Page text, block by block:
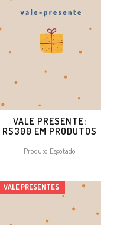
VALE PRESENTE:
R$300 EM PRODUTOS
Produto Esgotado
VALE PRESENTES